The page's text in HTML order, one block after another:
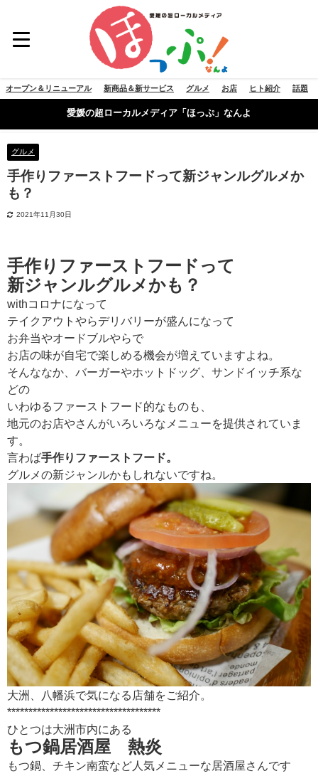
オープン＆リニューアル 新商品＆新サービス グルメ お店 ヒト紹介 話題
愛媛の超ローカルメディア「ほっぷ」なんよ
グルメ
手作りファーストフードって新ジャンルグルメか
も？
2021年11月30日
手作りファーストフードって
新ジャンルグルメかも？
withコロナになって
テイクアウトやらデリバリーが盛んになって
お弁当やオードブルやらで
お店の味が自宅で楽しめる機会が増えていますよね。
そんななか、バーガーやホットドッグ、サンドイッチ系な
どの
いわゆるファーストフード的なものも、
地元のお店やさんがいろいろなメニューを提供されていま
す。
言わば手作りファーストフード。
グルメの新ジャンルかもしれないですね。
大洲、八幡浜で気になる店舗をご紹介。
************************************
ひとつは大洲市内にある
もつ鍋居酒屋 熱炎
もつ鍋、チキン南蛮など人気メニューな居酒屋さんです